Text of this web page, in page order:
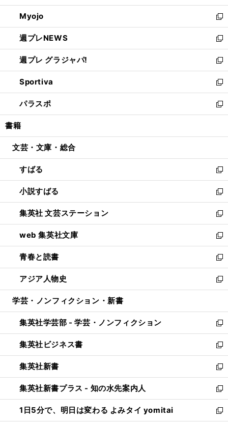
開
く
ウ
で
開
く
ン
ド
ウ
で
開
く
ウ
ィ
ン
ド
ウ
で
開
く
Myojo
新
し
い
ウ
ィ
ン
ド
ウ
で
開
週プレNEWS
新
し
い
ウ
ィ
ン
ド
ウ
開
週プレ グラジャパ!
新
し
い
ウ
ィ
ン
ウ
開
く
Sportiva
新
し
い
ウ
ン
ウ
で
開
く
パラスポ
新
し
ウ
ン
ド
ウ
で
開
く
書籍
文芸・文庫・総合
すばる
新
し
い
ウ
ィ
ン
ド
ウ
で
開
く
小説すばる
新
し
い
ウ
ィ
ン
ド
ウ
で
開
集英社 文芸ステーション
新
し
い
ウ
ィ
ン
ド
ウ
開
く
web 集英社文庫
新
し
い
ウ
ィ
ン
ウ
で
開
く
青春と読書
新
し
い
ウ
ン
ド
ウ
で
開
く
アジア人物史
新
し
ウ
ィ
ン
ド
ウ
で
開
く
学芸・ノンフィクション・新書
集英社学芸部 - 学芸・ノンフィクション
新
し
い
ウ
ィ
ン
ド
ウ
で
開
集英社ビジネス書
新
し
い
ウ
ィ
ン
ド
集英社新書
新
し
い
ウ
ィ
集英社新書プラス - 知の水先案内人
新
し
い
1日5分で、明日は変わる よみタイ yomitai
新